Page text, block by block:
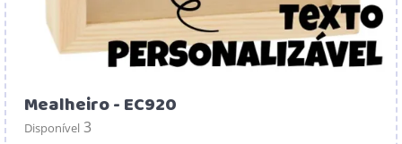
Mealheiro - EC920
Disponível 3